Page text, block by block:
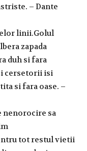
– Dante
linii.Golul
zapada
duh si fara
cersetorii isi
si fara oase. –
nenorocire sa
tot restul vietii